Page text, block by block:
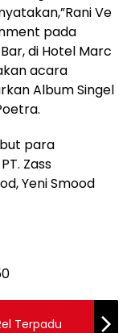
Ve
pada
di Hotel Marc
acara
Album Singel
para
Zass
Yeni Smood
Terpadu